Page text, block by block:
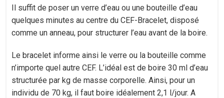
Il suffit de poser un verre d’eau ou une bouteille d’eau
quelques minutes au centre du CEF-Bracelet, disposé
comme un anneau, pour structurer l’eau avant de la boire.
Le bracelet informe ainsi le verre ou la bouteille comme
n’importe quel autre CEF. L’idéal est de boire 30 ml d’eau
structurée par kg de masse corporelle. Ainsi, pour un
individu de 70 kg, il faut boire idéalement 2,1 l/jour. A